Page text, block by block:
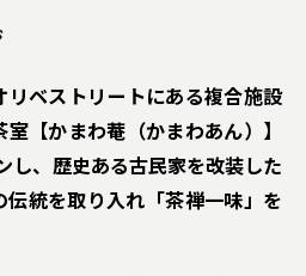
ベストリートにある複合施設
室【かまわ菴（かまわあん）】
し、歴史ある古民家を改装した
統を取り入れ「茶禅一味」を